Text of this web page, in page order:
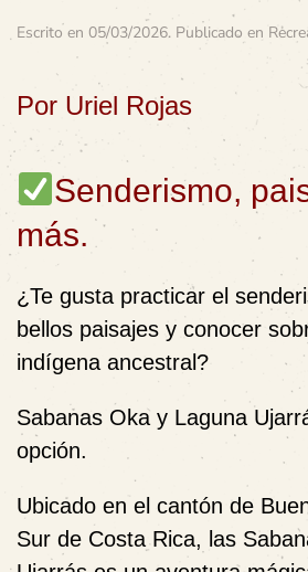
Escrito en 05/03/2026. Publicado en
Por Uriel Rojas
Senderismo,
más.
¿Te gusta practicar el
bellos paisajes y conocer
indígena ancestral?
Sabanas Oka y Laguna
opción.
Ubicado en el cantón de
Sur de Costa Rica, las